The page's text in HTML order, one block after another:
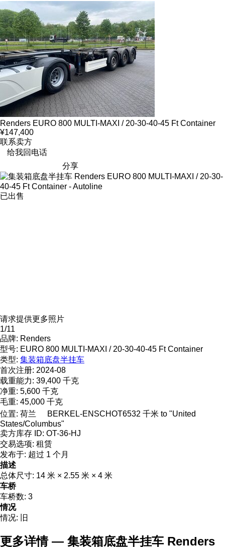
Renders EURO 800 MULTI-MAXI / 20-30-40-45 Ft Container
¥147,400
联系卖方
给我回电话
分享
已出售
请求提供更多照片
1/11
品牌: Renders
型号: EURO 800 MULTI-MAXI / 20-30-40-45 Ft Container
类型: 集装箱底盘半挂车
首次注册: 2024-08
载重能力: 39,400 千克
净重: 5,600 千克
毛重: 45,000 千克
位置: 荷兰 BERKEL-ENSCHOT6532 千米 to "United
States/Columbus"
卖方库存 ID: OT-36-HJ
交易选项: 租赁
发布于: 超过 1 个月
描述
总体尺寸: 14 米 × 2.55 米 × 4 米
车桥
车桥数: 3
情况
情况:
旧
更多详情 — 集装箱底盘半挂车 Renders